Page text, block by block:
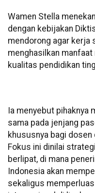
Wamen Stella
dengan kebijakan
mendorong agar kerja
menghasilkan
kualitas pendidikan
Ia menyebut pihaknya
sama pada jenjang
khususnya bagi dosen
Fokus ini dinilai
berlipat, di mana
Indonesia akan
sekaligus